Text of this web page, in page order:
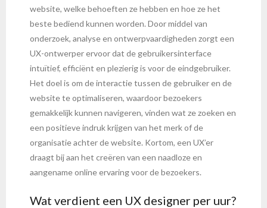
website, welke behoeften ze hebben en hoe ze het
beste bediend kunnen worden. Door middel van
onderzoek, analyse en ontwerpvaardigheden zorgt een
UX-ontwerper ervoor dat de gebruikersinterface
intuïtief, efficiënt en plezierig is voor de eindgebruiker.
Het doel is om de interactie tussen de gebruiker en de
website te optimaliseren, waardoor bezoekers
gemakkelijk kunnen navigeren, vinden wat ze zoeken en
een positieve indruk krijgen van het merk of de
organisatie achter de website. Kortom, een UX’er
draagt bij aan het creëren van een naadloze en
aangename online ervaring voor de bezoekers.
Wat verdient een UX designer per uur?